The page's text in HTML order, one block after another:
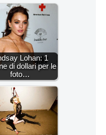
Lohan: 1
di dollari per le
foto…